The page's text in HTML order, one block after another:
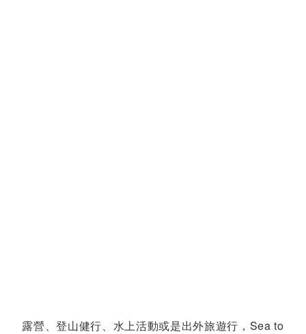
露營、登山健行、水上活動或是出外旅遊行，Sea to